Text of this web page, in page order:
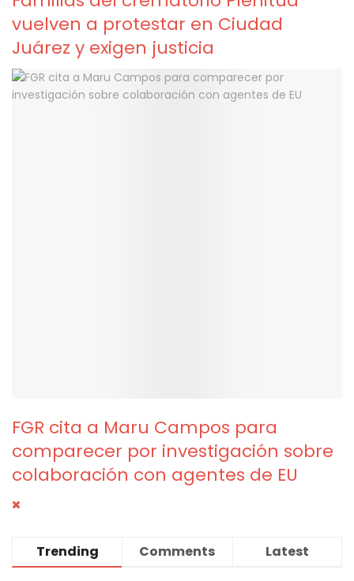
vuelven a protestar en Ciudad
Juárez y exigen justicia
FGR cita a Maru Campos para
comparecer por investigación sobre
colaboración con agentes de EU
Trending Comments Latest